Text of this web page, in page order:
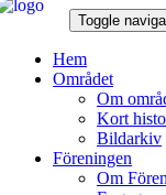
Toggle
Hem
Området
Om
Kort
Bildarkiv
Föreningen
Om